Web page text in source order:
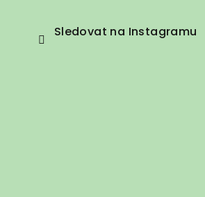
Sledovat na Instagramu